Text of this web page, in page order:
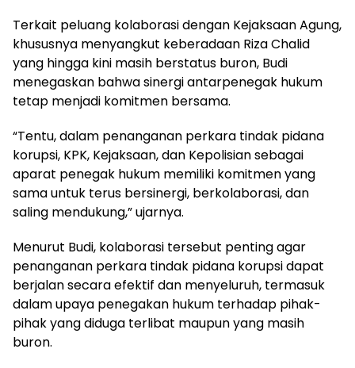
Terkait peluang kolaborasi dengan Kejaksaan Agung,
khususnya menyangkut keberadaan Riza Chalid
yang hingga kini masih berstatus buron, Budi
menegaskan bahwa sinergi antarpenegak hukum
tetap menjadi komitmen bersama.
“Tentu, dalam penanganan perkara tindak pidana
korupsi, KPK, Kejaksaan, dan Kepolisian sebagai
aparat penegak hukum memiliki komitmen yang
sama untuk terus bersinergi, berkolaborasi, dan
saling mendukung,” ujarnya.
Menurut Budi, kolaborasi tersebut penting agar
penanganan perkara tindak pidana korupsi dapat
berjalan secara efektif dan menyeluruh, termasuk
dalam upaya penegakan hukum terhadap pihak-
pihak yang diduga terlibat maupun yang masih
buron.